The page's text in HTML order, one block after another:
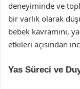
deneyiminde ve
bir varlık olarak
bebek kavramını,
etkileri açısından
Yas Süreci ve